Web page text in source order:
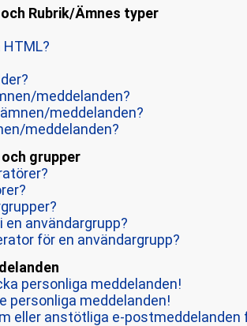
Rubrik/Ämnes typer
HTML?
meddelanden?
meddelanden?
meddelanden?
grupper
en användargrupp?
för en användargrupp?
personliga meddelanden!
personliga meddelanden!
eller anstötliga e-postmeddelanden